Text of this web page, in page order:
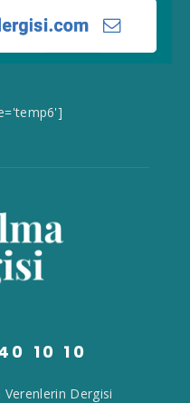
10 10
Dergisi